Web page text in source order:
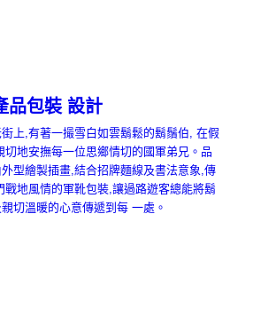
品包裝 設計
上,有著一撮雪白如雲鬍鬆的鬍鬚伯, 在假
切地安撫每一位思鄉情切的國軍弟兄。品
型繪製插畫,結合招牌麵線及書法意象,傳
戰地風情的軍靴包裝,讓過路遊客總能將鬍
切溫暖的心意傳遞到每 一處。